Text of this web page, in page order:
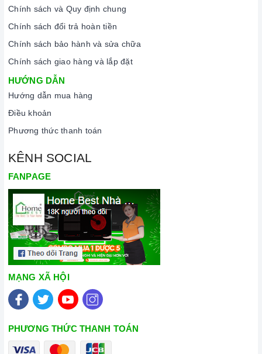
Chính sách và Quy định chung
Chính sách đổi trả hoàn tiền
Chính sách bảo hành và sửa chữa
Chính sách giao hàng và lắp đặt
HƯỚNG DẪN
Hướng dẫn mua hàng
Điều khoản
Phương thức thanh toán
KÊNH SOCIAL
FANPAGE
MẠNG XÃ HỘI
PHƯƠNG THỨC THANH TOÁN